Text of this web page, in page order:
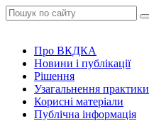
Про ВКДКА
Новини і публікації
Рішення
Узагальнення практики
Корисні матеріали
Публічна інформація